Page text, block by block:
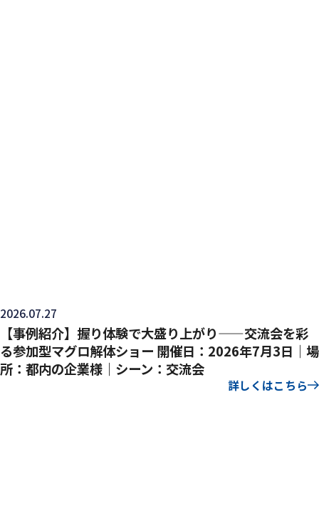
2026.07.27
【事例紹介】握り体験で大盛り上がり——交流会を彩
る参加型マグロ解体ショー 開催日：2026年7月3日｜場
所：都内の企業様｜シーン：交流会
詳しくはこちら